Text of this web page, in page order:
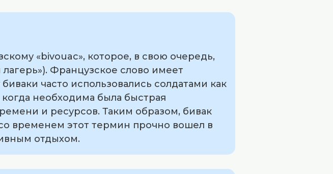
«bivouac», которое, в свою очередь,
Французское слово имеет
часто использовались солдатами как
необходима была быстрая
и ресурсов. Таким образом, бивак
временем этот термин прочно вошел в
отдыхом.